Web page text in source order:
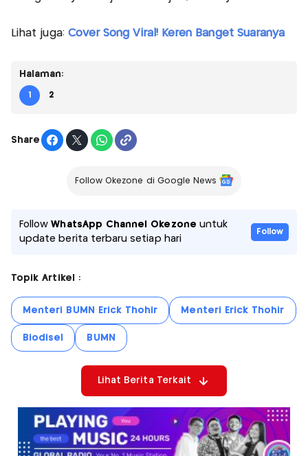
Lihat juga: Cover Song Viral! Keren Banget Suaranya
Halaman:
1 2
Share
Follow Okezone di Google News
FollowWhatsApp Channel Okezone untuk
update berita terbaru setiap hari
Follow
Topik Artikel :
Menteri BUMN Erick Thohir Menteri Erick Thohir
Biodisel BUMN
Lihat Berita Terkait